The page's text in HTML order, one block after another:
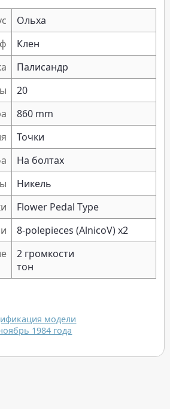
Ольха
Клен
Палисандр
20
860 mm
Точки
На болтах
Никель
Flower Pedal Type
8-polepieces (AlnicoV) x2
2 громкости
тон
модели
1984 года